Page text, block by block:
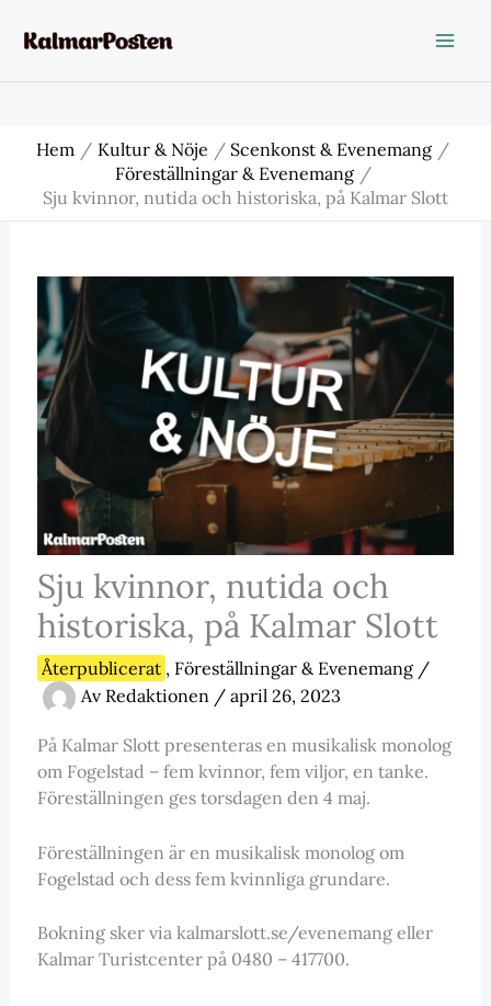
Hem Kultur & Nöje
Scenkonst & Evenemang
Föreställningar & Evenemang
Sju kvinnor, nutida och historiska, på Kalmar Slott
Sju kvinnor, nutida och
historiska, på Kalmar Slott
Återpublicerat , Föreställningar & Evenemang/
Av Redaktionen / april 26, 2023
På Kalmar Slott presenteras en musikalisk monolog
om Fogelstad – fem kvinnor, fem viljor, en tanke.
Föreställningen ges torsdagen den 4 maj.
Föreställningen är en musikalisk monolog om
Fogelstad och dess fem kvinnliga grundare.
Bokning sker via kalmarslott.se/evenemang eller
Kalmar Turistcenter på 0480 – 417700.